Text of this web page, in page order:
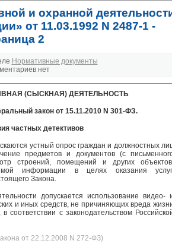
и охранной
от 11.03.1992 N 2487-1 -
2
Нормативные документы
нет
(СЫСКНАЯ) ДЕЯТЕЛЬНОСТЬ
закон от 15.11.2010 N 301-ФЗ.
частных детективов
устный опрос граждан и должностных
предметов и документов (с
строений, помещений и других
информации в целях оказания
Закона.
допускается использование видео-
и иных средств, не причиняющих вреда
с законодательством
от 22.12.2008 N 272-ФЗ)